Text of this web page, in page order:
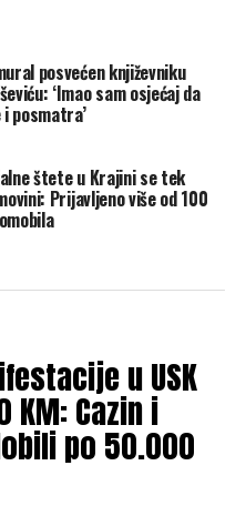
Bosnu i Hercegovinu,
probleme, te veliki navijač i
vrijeme rado je
Muje Bejzinog, gdje je,
kao i samu igru.
ne samo kao
koji je u presudnim
prema profesiji,
vlastitom gradu.
u kolektivno sjećanje
Share
posvećen književniku
‘Imao sam osjećaj da
posmatra’
štete u Krajini se tek
Prijavljeno više od 100
u USK
Cazin i
po 50.000